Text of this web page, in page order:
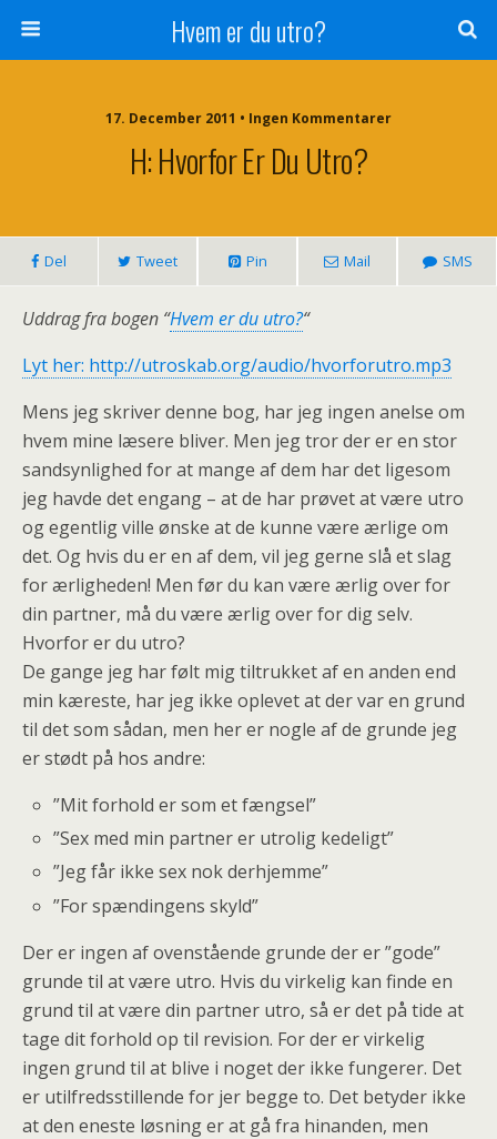
Hvem er du utro?
17. December 2011 • Ingen Kommentarer
H: Hvorfor Er Du Utro?
Del Tweet Pin Mail SMS
Uddrag fra bogen “Hvem er du utro?“
Lyt her: http://utroskab.org/audio/hvorforutro.mp3
Mens jeg skriver denne bog, har jeg ingen anelse om
hvem mine læsere bliver. Men jeg tror der er en stor
sandsynlighed for at mange af dem har det ligesom
jeg havde det engang – at de har prøvet at være utro
og egentlig ville ønske at de kunne være ærlige om
det. Og hvis du er en af dem, vil jeg gerne slå et slag
for ærligheden! Men før du kan være ærlig over for
din partner, må du være ærlig over for dig selv.
Hvorfor er du utro?
De gange jeg har følt mig tiltrukket af en anden end
min kæreste, har jeg ikke oplevet at der var en grund
til det som sådan, men her er nogle af de grunde jeg
er stødt på hos andre:
”Mit forhold er som et fængsel”
”Sex med min partner er utrolig kedeligt”
”Jeg får ikke sex nok derhjemme”
”For spændingens skyld”
Der er ingen af ovenstående grunde der er ”gode”
grunde til at være utro. Hvis du virkelig kan finde en
grund til at være din partner utro, så er det på tide at
tage dit forhold op til revision. For der er virkelig
ingen grund til at blive i noget der ikke fungerer. Det
er utilfredsstillende for jer begge to. Det betyder ikke
at den eneste løsning er at gå fra hinanden, men